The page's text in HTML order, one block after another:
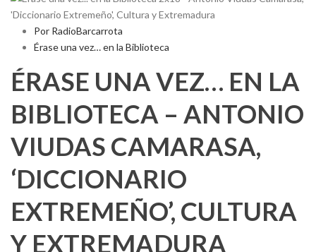
Por RadioBarcarrota
Érase una vez… en la Biblioteca
ÉRASE UNA VEZ… EN LA
BIBLIOTECA – ANTONIO
VIUDAS CAMARASA,
‘DICCIONARIO
EXTREMEÑO’, CULTURA
Y EXTREMADURA